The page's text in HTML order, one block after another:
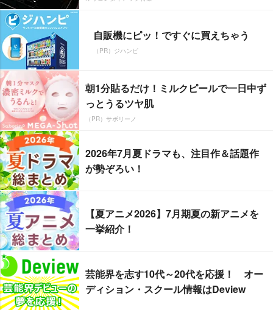
自販機にピッ！ですぐに買えちゃう
（PR）ジハンピ
朝1分貼るだけ！ミルクピールで一日中ず
っとうるツヤ肌
（PR）サボリーノ
2026年7月夏ドラマも、注目作＆話題作
が勢ぞろい！
【夏アニメ2026】7月期夏の新アニメを
一挙紹介！
芸能界を志す10代～20代を応援！ オー
ディション・スクール情報はDeview